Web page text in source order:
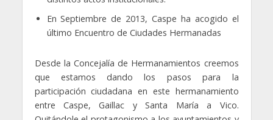
En Septiembre de 2013, Caspe ha acogido el
último Encuentro de Ciudades Hermanadas
Desde la Concejalía de Hermanamientos creemos
que estamos dando los pasos para la
participación ciudadana en este hermanamiento
entre Caspe, Gaillac y Santa María a Vico.